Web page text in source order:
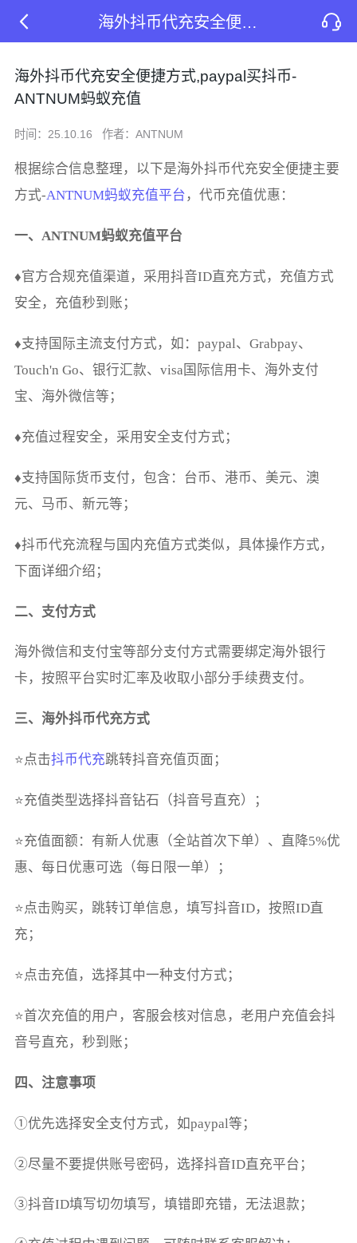
海外抖币代充安全便捷方式,paypal买抖币-ANTNUM蚂蚁充值
海外抖币代充安全便捷方式,paypal买抖币-
ANTNUM蚂蚁充值
时间：25.10.16 作者：ANTNUM
根据综合信息整理，以下是海外抖币代充安全便捷主要
方式-ANTNUM蚂蚁充值平台 ，代币充值优惠：
一、ANTNUM蚂蚁充值平台
♦官方合规充值渠道，采用抖音ID直充方式，充值方式
安全，充值秒到账；
♦支持国际主流支付方式，如：paypal、Grabpay、
Touch'n Go、银行汇款、visa国际信用卡、海外支付
宝、海外微信等；
♦充值过程安全，采用安全支付方式；
♦支持国际货币支付，包含：台币、港币、美元、澳
元、马币、新元等；
♦抖币代充流程与国内充值方式类似，具体操作方式，
下面详细介绍；
二、支付方式
海外微信和支付宝等部分支付方式需要绑定海外银行
卡，按照平台实时汇率及收取小部分手续费支付。
三、海外抖币代充方式
⭐点击抖币代充跳转抖音充值页面；
⭐充值类型选择抖音钻石（抖音号直充）；
⭐充值面额：有新人优惠（全站首次下单）、直降5%优
惠、每日优惠可选（每日限一单）；
⭐点击购买，跳转订单信息，填写抖音ID，按照ID直
充；
⭐点击充值，选择其中一种支付方式；
⭐首次充值的用户，客服会核对信息，老用户充值会抖
音号直充，秒到账；
四、注意事项
①优先选择安全支付方式，如paypal等；
②尽量不要提供账号密码，选择抖音ID直充平台；
③抖音ID填写切勿填写，填错即充错，无法退款；